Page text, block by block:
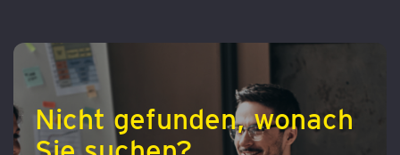
Nicht gefunden, wonach